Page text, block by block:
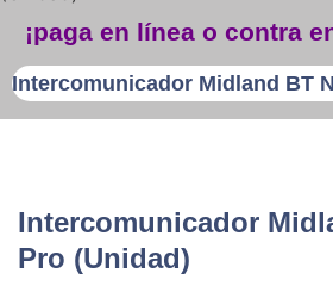
¡paga en línea o contra
Intercomunicador Midland BT
Intercomunicador
Pro (Unidad)